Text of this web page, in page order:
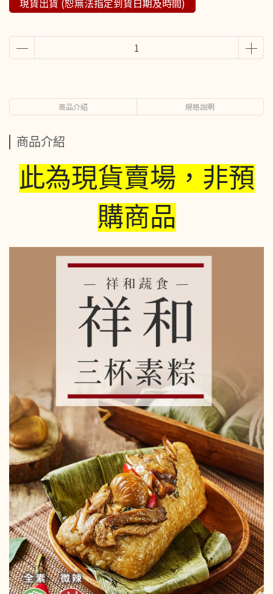
現貨出貨 (恕無法指定到貨日期及時間)
商品介紹 規格說明
商品介紹
此為現貨賣場，非預
購商品